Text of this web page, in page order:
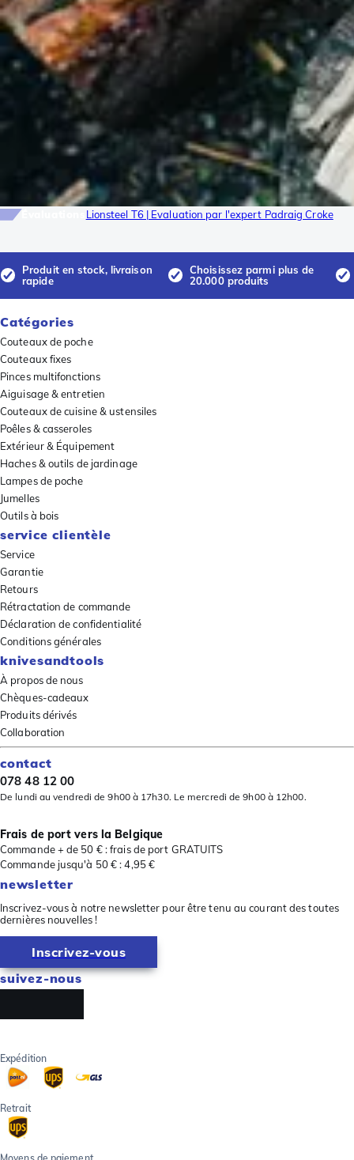
Lionsteel T6 | Evaluation par l'expert Padraig Croke
Produit en stock, livraison
rapide
Choisissez parmi plus de
20.000 produits
Catégories
Couteaux de poche
Couteaux fixes
Pinces multifonctions
Aiguisage & entretien
Couteaux de cuisine & ustensiles
Poêles & casseroles
Extérieur & Équipement
Haches & outils de jardinage
Lampes de poche
Jumelles
Outils à bois
service clientèle
Service
Garantie
Retours
Rétractation de commande
Déclaration de confidentialité
Conditions générales
knivesandtools
À propos de nous
Chèques-cadeaux
Produits dérivés
Collaboration
contact
078 48 12 00
De lundi au vendredi de 9h00 à 17h30. Le mercredi de 9h00 à 12h00.
Frais de port vers la Belgique
Commande + de 50 € : frais de port GRATUITS
Commande jusqu'à 50 € : 4,95 €
newsletter
Inscrivez-vous à notre newsletter pour être tenu au courant des toutes
dernières nouvelles !
Inscrivez-vous
suivez-nous
Expédition
Retrait